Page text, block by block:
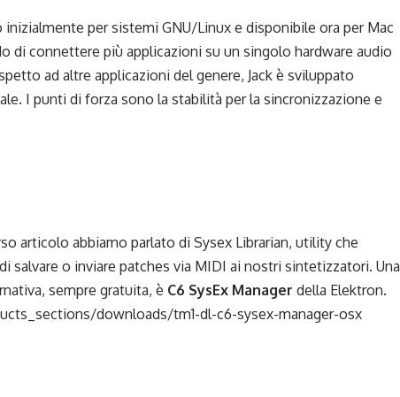
per sistemi GNU/Linux e disponibile ora per Mac
di connettere più applicazioni su un singolo hardware audio
ad altre applicazioni del genere, Jack è sviluppato
I punti di forza sono la stabilità per la sincronizzazione e
articolo abbiamo parlato di Sysex Librarian, utility che
salvare o inviare patches via MIDI ai nostri sintetizzatori. Una
sempre gratuita, è C6 SysEx Manager della Elektron.
downloads/tm1-dl-c6-sysex-manager-osx